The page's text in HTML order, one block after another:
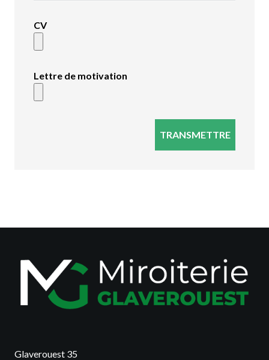
CV
Lettre de motivation
Glaverouest 35